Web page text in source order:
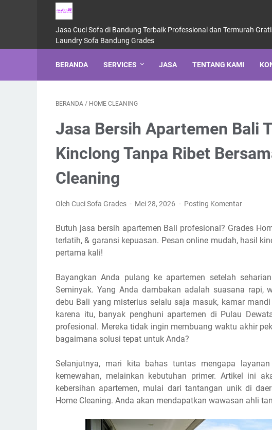
Jasa Cuci Sofa di Bandung Terbaik Professional dan Termurah
Laundry Sofa Bandung Grades
BERANDA SERVICES JASA TENTANG KAMI
BERANDA / HOME CLEANING
Jasa Bersih Apartemen Bali
Kinclong Tanpa Ribet
Cleaning
Oleh Cuci Sofa Grades Mei 28, 2026 Posting Komentar
Butuh jasa bersih apartemen Bali profesional? Grades
terlatih, & garansi kepuasan. Pesan online mudah, hasil
pertama kali!
Bayangkan Anda pulang ke apartemen setelah
Seminyak. Yang Anda dambakan adalah suasana rapi,
debu Bali yang misterius selalu saja masuk, kamar
karena itu, banyak penghuni apartemen di Pulau
profesional. Mereka tidak ingin membuang waktu akhir
bagaimana solusi tepat untuk Anda?
Selanjutnya, mari kita bahas tuntas mengapa
kemewahan, melainkan kebutuhan primer. Artikel ini
kebersihan apartemen, mulai dari tantangan unik di
Home Cleaning. Anda akan mendapatkan wawasan ahli